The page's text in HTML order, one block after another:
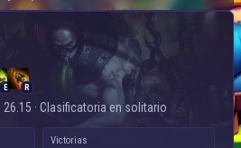
E R
26.15 · Clasificatoria en solitario
Victorias